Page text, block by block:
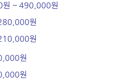
~ 490,000원
원
원
원
원